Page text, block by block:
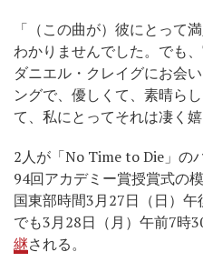
「（この曲が）彼にとって
わかりませんでした。でも
ダニエル・クレイグにお会
ングで、優しくて、素晴ら
て、私にとってそれは凄く
2人が「No Time to Die」の
94回アカデミー賞授賞式の
国東部時間3月27日（日）
でも3月28日（月）午前7時
継される。